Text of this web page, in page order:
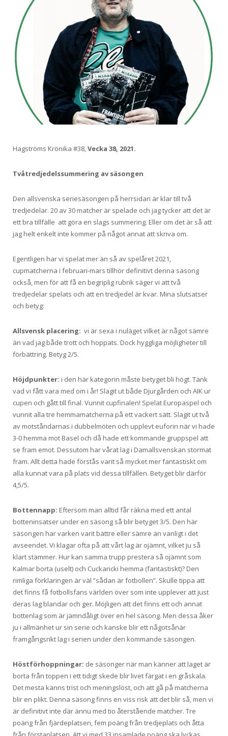
Hagströms Krönika #38,Vecka 38, 2021.
Tvåtredjedelssummering av säsongen
Den allsvenska seriesäsongen på herrsidan är klar till två
tredjedelar. 20 av 30 matcher är spelade och jag tycker att det är
ett bra tillfälle att göra en slags summering. Eller om det är så att
jag helt enkelt inte kommer på något annat att skriva om.
Egentligen har vi spelat mer än så av spelåret 2021,
cupmatcherna i februari-mars tillhör definitivt denna säsong
också, men för att få en begriplig rubrik säger vi att två
tredjedelar spelats och att en tredjedel är kvar. Mina slutsatser
och betyg:
Allsvensk placering: vi är sexa i nuläget vilket är något sämre
än vad jag både trott och hoppats. Dock hyggliga möjligheter till
förbättring. Betyg 2/5.
Höjdpunkter: i den här kategorin måste betyget bli högt. Tänk
vad vi fått vara med om i år! Slagit ut både Djurgården och AIK ur
cupen och gått till final. Vunnit cupfinalen! Spelat Europaspel och
vunnit alla tre hemmamatcherna på ett vackert sätt. Slagit ut två
av motståndarnas i dubbelmöten och upplevt euforin när vi hade
3-0 hemma mot Basel och då hade ett kommande gruppspel att
se fram emot. Dessutom har vårat lag i Damallsvenskan stormat
fram. Allt detta hade förstås varit så mycket mer fantastiskt om
alla kunnat vara på plats vid dessa tillfällen. Betyget blir därför
4,5/5.
Bottennapp: Eftersom man alltid får räkna med ett antal
botteninsatser under en säsong så blir betyget 3/5. Den här
säsongen har varken varit bättre eller sämre än vanligt i det
avseendet. Vi klagar ofta på att vårt lag är ojämnt, vilket ju så
klart stämmer. Hur kan samma trupp prestera så ojämnt som
Kalmar borta (uselt) och Cuckaricki hemma (fantastiskt)? Den
rimliga förklaringen är väl ”sådan är fotbollen”. Skulle tippa att
det finns få fotbollsfans världen över som inte upplever att just
deras lag blandar och ger. Möjligen att det finns ett och annat
bottenlag som är jämndåligt över en hel säsong. Men dessa åker
ju i allmänhet ur sin serie och kanske blir ett någotsånär
framgångsrikt lag i serien under den kommande säsongen.
Höstförhoppningar: de säsonger när man känner att laget är
borta från toppen i ett tidigt skede blir livet färgat i en gråskala.
Det mesta känns trist och meningslöst, och att gå på matcherna
blir en plikt. Denna säsong finns en viss risk att det blir så, men vi
är definitivt inte där ännu med tio återstående matcher. Tre
poäng från fjärdeplatsen, fem poäng från tredjeplats och åtta